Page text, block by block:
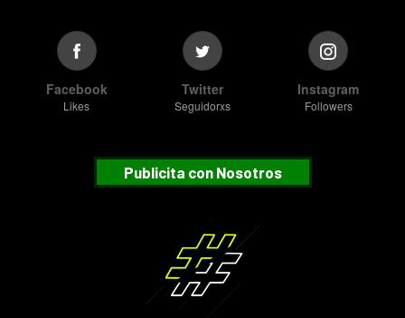
Facebook
Likes
Twitter
Seguidorxs
Instagram
Followers
Publicita con Nosotros